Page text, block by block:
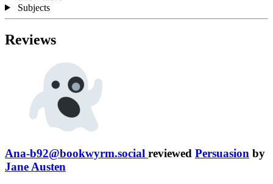
Subjects
Reviews
Ana-b92@bookwyrm.social reviewed Persuasion by
Jane Austen